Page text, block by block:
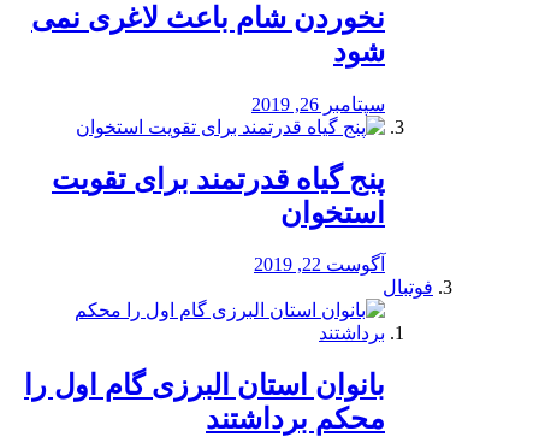
نخوردن شام باعث لاغری نمی
‌شود
سپتامبر 26, 2019
پنج گیاه قدرتمند برای تقویت
استخوان
آگوست 22, 2019
فوتبال
بانوان استان البرزی گام اول را
محكم برداشتند